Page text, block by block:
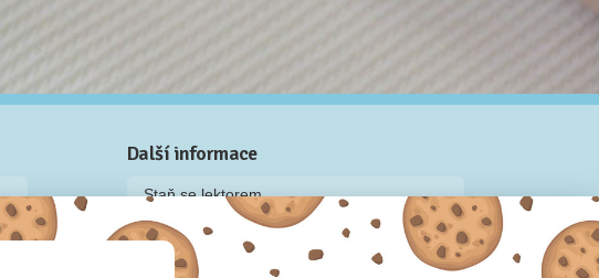
Další informace
Staň se lektorem
Video: Jak připravit kurz na Naučmese
Často kladené dotazy